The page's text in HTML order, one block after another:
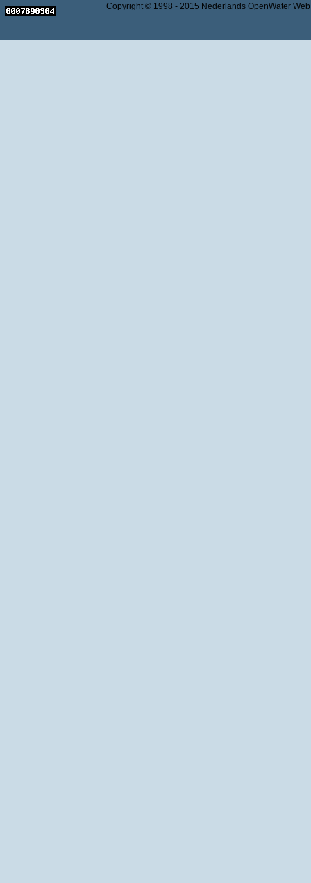
Copyright © 1998 - 2015 Nederlands OpenWater